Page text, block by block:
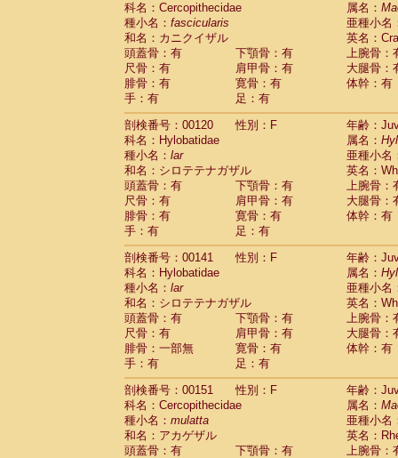
科名：Cercopithecidae
属名：
種小名： fascicularis
亜種小名
和名：カニクイザル
英名：
頭蓋骨：有
下顎骨：有
上腕骨：
尺骨：有
肩甲骨：有
大腿骨：
腓骨：有
寛骨：有
体幹：有
手：有
足：有
剖検番号：00120
性別：F
年齢：
科名：Hylobatidae
属名：
種小名： lar
亜種小名
和名：シロテテナガザル
英名：
頭蓋骨：有
下顎骨：有
上腕骨：
尺骨：有
肩甲骨：有
大腿骨：
腓骨：有
寛骨：有
体幹：有
手：有
足：有
剖検番号：00141
性別：F
年齢：
科名：Hylobatidae
属名：
種小名： lar
亜種小名
和名：シロテテナガザル
英名：
頭蓋骨：有
下顎骨：有
上腕骨：
尺骨：有
肩甲骨：有
大腿骨：
腓骨：一部無
寛骨：有
体幹：有
手：有
足：有
剖検番号：00151
性別：F
年齢：
科名：Cercopithecidae
属名：
種小名： mulatta
亜種小名
和名：アカゲザル
英名：
頭蓋骨：有
下顎骨：有
上腕骨：